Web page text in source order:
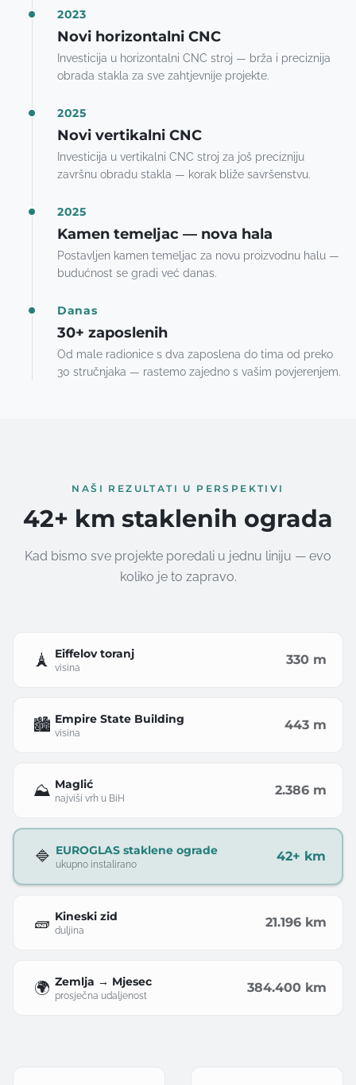
2023
Novi horizontalni CNC
Investicija u horizontalni CNC stroj — brža i preciznija
obrada stakla za sve zahtjevnije projekte.
2025
Novi vertikalni CNC
Investicija u vertikalni CNC stroj za još precizniju
završnu obradu stakla — korak bliže savršenstvu.
2025
Kamen temeljac — nova hala
Postavljen kamen temeljac za novu proizvodnu halu —
budućnost se gradi već danas.
Danas
30+ zaposlenih
Od male radionice s dva zaposlena do tima od preko
30 stručnjaka — rastemo zajedno s vašim povjerenjem.
NAŠI REZULTATI U PERSPEKTIVI
42+ km staklenih ograda
Kad bismo sve projekte poredali u jednu liniju — evo
koliko je to zapravo.
🗼 Eiffelov toranj
visina
330 m
🏙️ Empire State Building
visina
443 m
⛰️ Maglić
najviši vrh u BiH
2.386 m
🔷 EUROGLAS staklene ograde
ukupno instalirano
42+ km
🧱 Kineski zid
duljina
21.196 km
🌍 Zemlja → Mjesec
prosječna udaljenost
384.400 km